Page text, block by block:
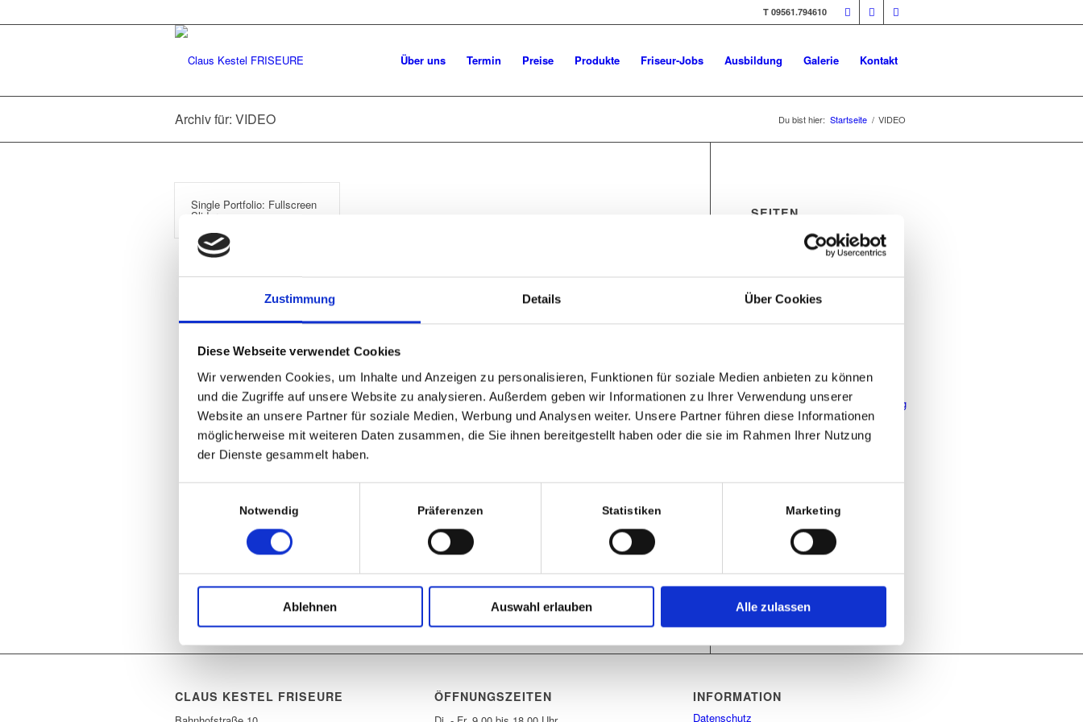
Zustimmung Details Über Cookies
Diese Webseite verwendet Cookies
Wir verwenden Cookies, um Inhalte und Anzeigen zu personalisieren, Funktionen für soziale Medien anbieten zu können
und die Zugriffe auf unsere Website zu analysieren. Außerdem geben wir Informationen zu Ihrer Verwendung unserer
Website an unsere Partner für soziale Medien, Werbung und Analysen weiter. Unsere Partner führen diese Informationen
möglicherweise mit weiteren Daten zusammen, die Sie ihnen bereitgestellt haben oder die sie im Rahmen Ihrer Nutzung
der Dienste gesammelt haben.
Notwendig Präferenzen Statistiken Marketing
Ablehnen Auswahl erlauben Alle zulassen
T 09561.794610
Über uns Termin Preise Produkte Friseur-Jobs Ausbildung Galerie Kontakt
Archiv für: VIDEO Du bist hier: Startseite / VIDEO
Single Portfolio: Fullscreen
Slider SEITEN
Ausbildung Friseur Coburg
Friseur-Jobs
Kontakt
Masonry Blog
Online-Bewerbung-Friseur-Coburg
Preise
Produkte
KATEGORIEN
Keine Kategorien
ARCHIV
CLAUS KESTEL FRISEURE ÖFFNUNGSZEITEN INFORMATION
Datenschutz